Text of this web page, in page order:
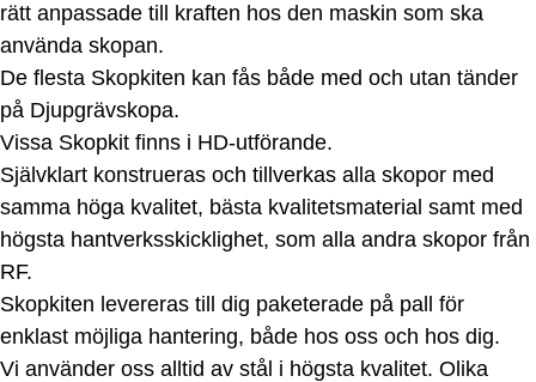
rätt anpassade till kraften hos den maskin som ska
använda skopan.
De flesta Skopkiten kan fås både med och utan tänder
på Djupgrävskopa.
Vissa Skopkit finns i HD-utförande.
Självklart konstrueras och tillverkas alla skopor med
samma höga kvalitet, bästa kvalitetsmaterial samt med
högsta hantverksskicklighet, som alla andra skopor från
RF.
Skopkiten levereras till dig paketerade på pall för
enklast möjliga hantering, både hos oss och hos dig.
Vi använder oss alltid av stål i högsta kvalitet. Olika